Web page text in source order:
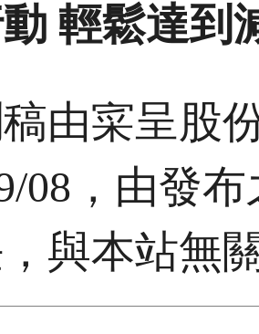
輕鬆達到
由寀呈股
08，由發
與本站無